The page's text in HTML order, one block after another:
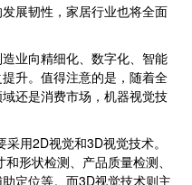
展韧性，家居行业也将全面
业向精细化、数字化、智能
升。值得注意的是，随着全
还是消费市场，机器视觉技
用2D视觉和3D视觉技术。
形状检测、产品质量检测、
定位等。而3D视觉技术则主